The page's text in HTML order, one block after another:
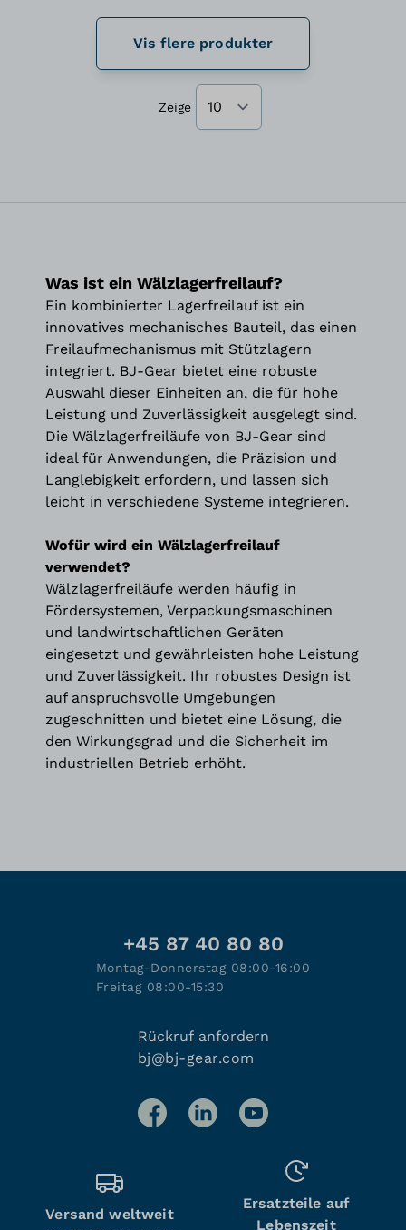
Vis flere produkter
Zeige
Was ist ein Wälzlagerfreilauf?
Ein kombinierter Lagerfreilauf ist ein
innovatives mechanisches Bauteil, das einen
Freilaufmechanismus mit Stützlagern
integriert. BJ-Gear bietet eine robuste
Auswahl dieser Einheiten an, die für hohe
Leistung und Zuverlässigkeit ausgelegt sind.
Die Wälzlagerfreiläufe von BJ-Gear sind
ideal für Anwendungen, die Präzision und
Langlebigkeit erfordern, und lassen sich
leicht in verschiedene Systeme integrieren.
Wofür wird ein Wälzlagerfreilauf
verwendet?
Wälzlagerfreiläufe werden häufig in
Fördersystemen, Verpackungsmaschinen
und landwirtschaftlichen Geräten
eingesetzt und gewährleisten hohe Leistung
und Zuverlässigkeit. Ihr robustes Design ist
auf anspruchsvolle Umgebungen
zugeschnitten und bietet eine Lösung, die
den Wirkungsgrad und die Sicherheit im
industriellen Betrieb erhöht.
+45 87 40 80 80
Montag-Donnerstag 08:00-16:00
Freitag 08:00-15:30
Rückruf anfordern
bj@bj-gear.com
Versand weltweit
Ersatzteile auf
Lebenszeit